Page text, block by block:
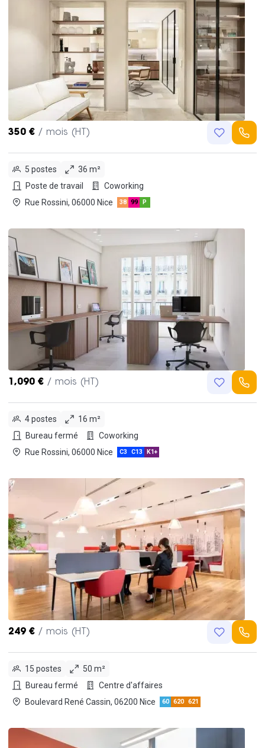
350 € / mois (HT)
5 postes
36 m²
Poste de travail
Coworking
Rue Rossini, 06000 Nice
38 99 P
1,090 € / mois (HT)
4 postes
16 m²
Bureau fermé
Coworking
Rue Rossini, 06000 Nice
C3 C13 K1+
249 € / mois (HT)
15 postes
50 m²
Bureau fermé
Centre d'affaires
Boulevard René Cassin, 06200 Nice
60 620 621